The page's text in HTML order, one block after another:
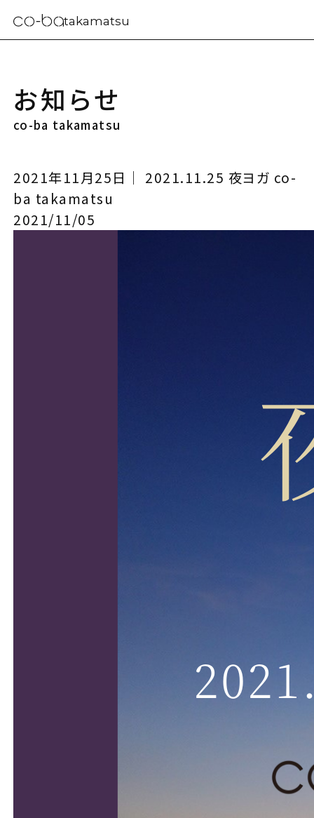
takamatsu
お知らせ
co-ba takamatsu
2021年11月25日｜ 2021.11.25 夜ヨガ co-
ba takamatsu
2021/11/05